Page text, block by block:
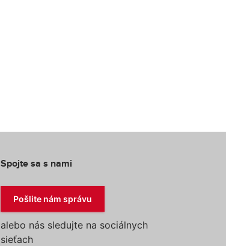
Spojte sa s nami
Pošlite nám správu
alebo nás sledujte na sociálnych
sieťach